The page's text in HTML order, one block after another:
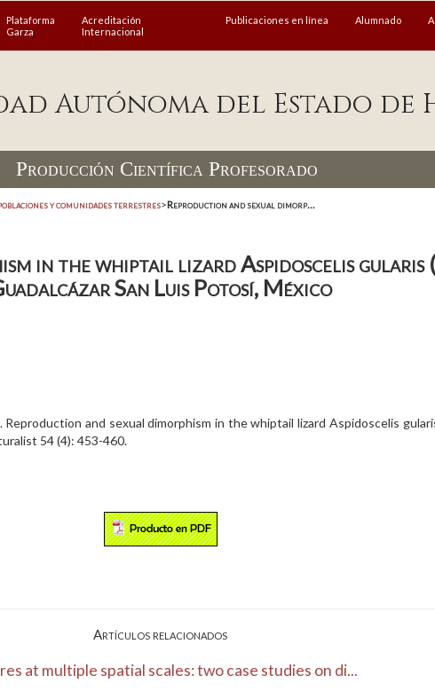
Plataforma
Garza
Acreditación
Internacional
Publicaciones en línea Alumnado
Autónoma del Estado de
Producción Científica Profesorado
y comunidades terrestres>Reproduction and sexual dimorp...
in the whiptail lizard Aspidoscelis gularis
San Luis Potosí, México
and sexual dimorphism in the whiptail lizard Aspidoscelis
54 (4): 453-460.
Artículos relacionados
at multiple spatial scales: two case studies on di...